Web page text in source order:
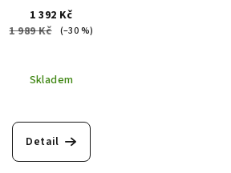
1 392 Kč
1 989 Kč
(–30 %)
Skladem
Detail